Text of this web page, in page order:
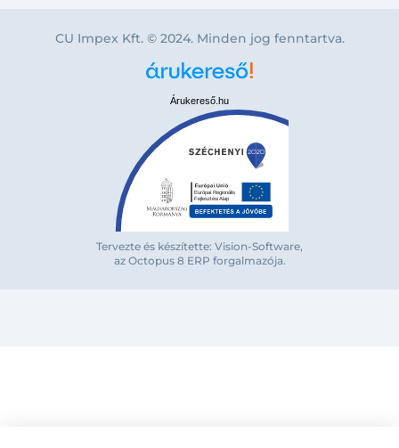
Bejelentkezés e-mail-címmel
CU Impex Kft. © 2024. Minden jog fenntartva.
Árukereső.hu
Tervezte és készítette: Vision-Software,
az Octopus 8 ERP forgalmazója.